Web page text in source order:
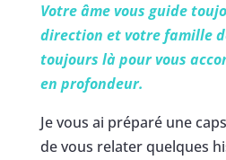
Votre âme vous guide
direction et votre famille
toujours là pour vous
en profondeur.
Je vous ai préparé une
de vous relater quelques